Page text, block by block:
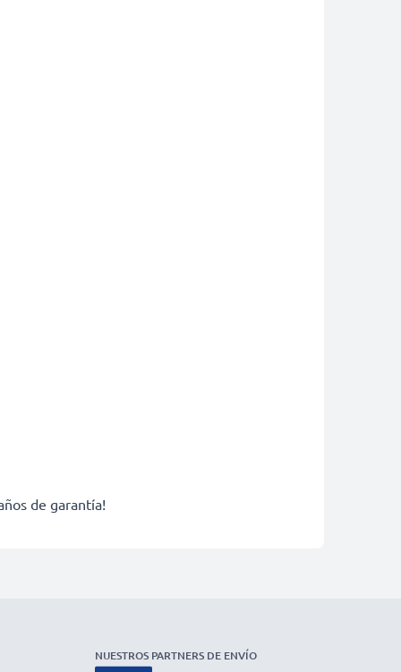
de garantía!
NUESTROS PARTNERS DE ENVÍO